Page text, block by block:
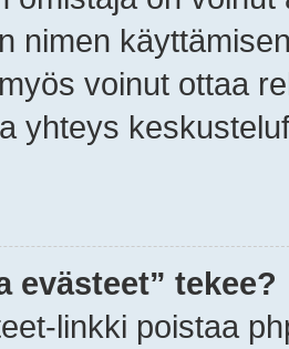
nimen
voinut ottaa
yhteys
evästeet” tekee?
linkki poistaa